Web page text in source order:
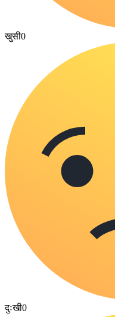
खुसी0
दुःखी0